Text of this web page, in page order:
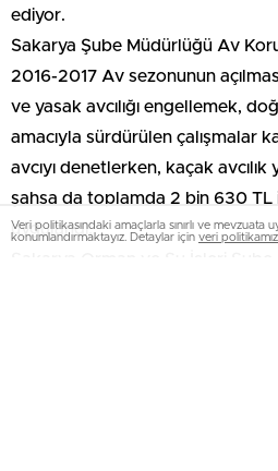
ediyor.
Sakarya Şube Müdürlüğü Av
2016-2017 Av sezonunun
ve yasak avcılığı engellemek,
amacıyla sürdürülen çalışmalar
avcıyı denetlerken, kaçak avcılık
şahsa da toplamda 2 bin 630 TL
uygulandı.
Veri politikasındaki amaçlarla sınırlı ve mevzuata
konumlandırmaktayız. Detaylar için veri